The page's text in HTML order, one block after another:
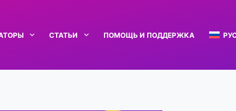
СТАТЬИ ПОМОЩЬ И ПОДДЕРЖКА